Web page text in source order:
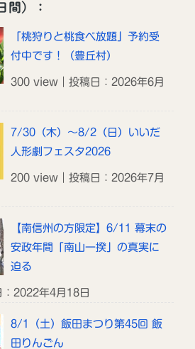
間）：
「桃狩りと桃食べ放題」予約受
付中です！（豊丘村）
300 view｜投稿日：2026年6月
7/30（木）～8/2（日）いいだ
人形劇フェスタ2026
200 view｜投稿日：2026年7月
【南信州の方限定】6/11 幕末の
安政年間「南山一揆」の真実に
迫る
2022年4月18日
8/1（土）飯田まつり第45回 飯
田りんごん